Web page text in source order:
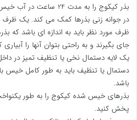
بذر کیکوج را به مدت 24
در جوانه زنی بذرها کمک می کند. یک ظرف
ظرف مورد نظر باید به اندازه ای باشد که
جای بگیرند و به راحتی بتوان آنها را آبیاری
یک لایه دستمال نخی یا تنظیف تمیز در
دستمال یا تنظیف باید به طور کامل خیس
باشد.
بذرهای خیس شده کیکوج را به طور
پخش کنید.